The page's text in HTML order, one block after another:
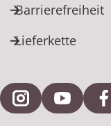
Barrierefreiheit
Lieferkette
ExterneExterne